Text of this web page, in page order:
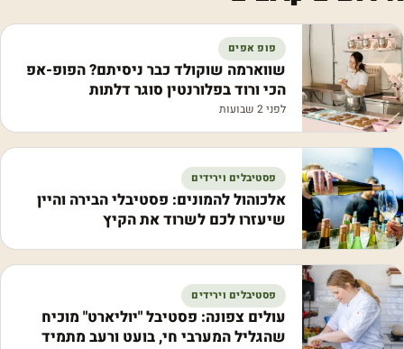
פופ אפים
שווארמה שוקולד כבר ניסיתם? הפופ-אפ
הכי ורוד בפלורנטין סוגר דלתות
לפני 2 שבועות
פסטיבלים וירידים
אלכוהול להמונים: פסטיבלי הבירה והיין
שיעזרו לכם לשרוד את הקיץ
פסטיבלים וירידים
עולים צפונה: פסטיבל "יוליארט" מוכיח
שהגליל המערבי חי, בועט ורעב מתמיד